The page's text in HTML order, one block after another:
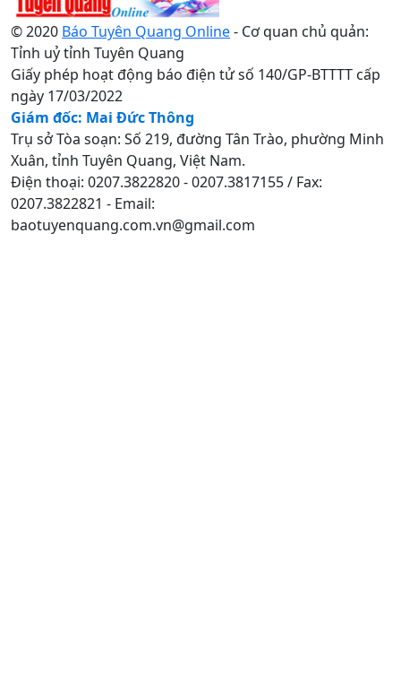
© 2020 Báo Tuyên Quang Online- Cơ quan chủ quản:
Tỉnh uỷ tỉnh Tuyên Quang
Giấy phép hoạt động báo điện tử số 140/GP-BTTTT cấp
ngày 17/03/2022
Giám đốc: Mai Đức Thông
Trụ sở Tòa soạn: Số 219, đường Tân Trào, phường Minh
Xuân, tỉnh Tuyên Quang, Việt Nam.
Điện thoại: 0207.3822820 - 0207.3817155 / Fax:
0207.3822821 - Email:
baotuyenquang.com.vn@gmail.com